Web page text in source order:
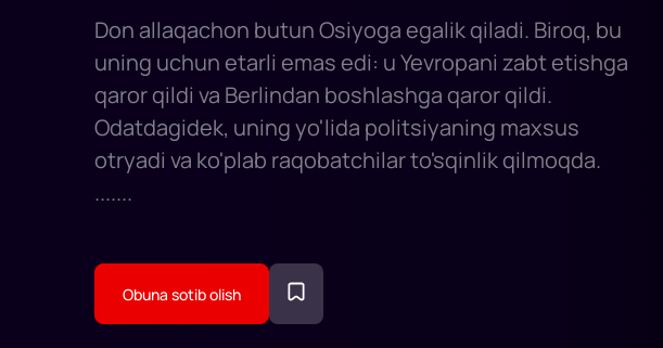
Don allaqachon butun Osiyoga egalik qiladi. Biroq, bu
uning uchun etarli emas edi: u Yevropani zabt etishga
qaror qildi va Berlindan boshlashga qaror qildi.
Odatdagidek, uning yo'lida politsiyaning maxsus
otryadi va ko'plab raqobatchilar to'sqinlik qilmoqda.
.......
Obuna sotib olish